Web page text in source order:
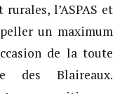
l’ASPAS et
un maximum
de la toute
des Blaireaux.